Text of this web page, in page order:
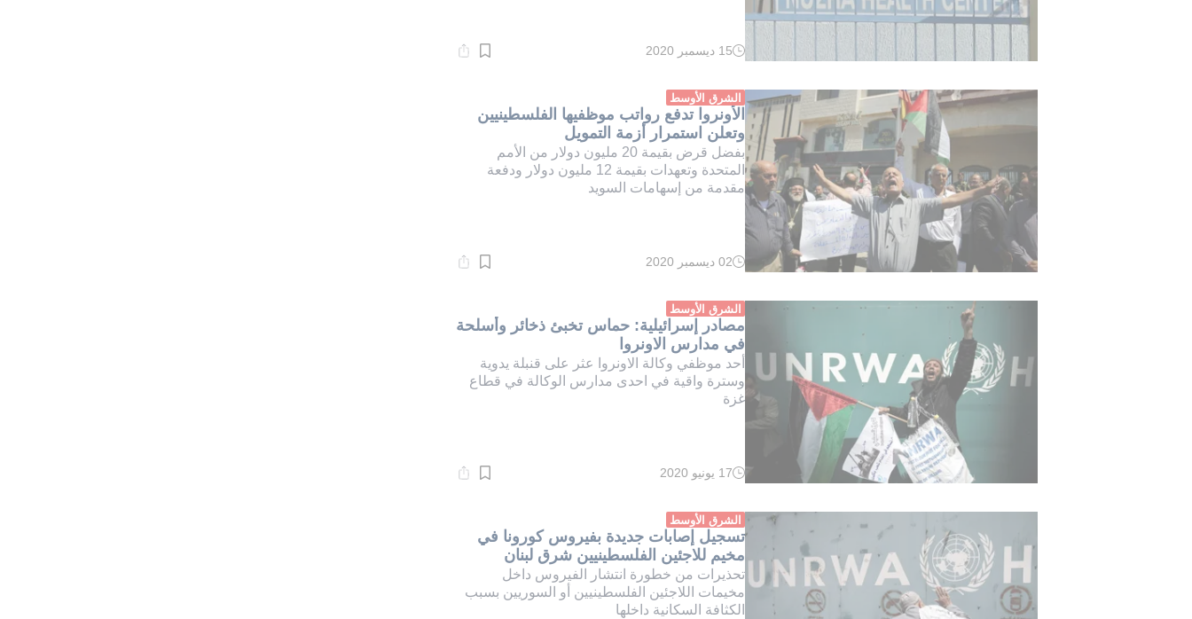
وقت
دقيقة.
15 ديسمبر 2020
الشرق الأوسط
الأونروا تدفع رواتب موظفيها الفلسطينيين
وتعلن استمرار أزمة التمويل
بفضل قرض بقيمة 20 مليون دولار من الأمم
المتحدة وتعهدات بقيمة 12 مليون دولار ودفعة
مقدمة من إسهامات السويد
وقت
دقيقة.
02 ديسمبر 2020
الشرق الأوسط
مصادر إسرائيلية: حماس تخبئ ذخائر وأسلحة
في مدارس الاونروا
أحد موظفي وكالة الاونروا عثر على قنبلة يدوية
وسترة واقية في احدى مدارس الوكالة في قطاع
غزة
وقت
دقيقة.
17 يونيو 2020
الشرق الأوسط
تسجيل إصابات جديدة بفيروس كورونا في
مخيم للاجئين الفلسطينيين شرق لبنان
تحذيرات من خطورة انتشار الفيروس داخل
مخيمات اللاجئين الفلسطينيين أو السوريين بسبب
الكثافة السكانية داخلها